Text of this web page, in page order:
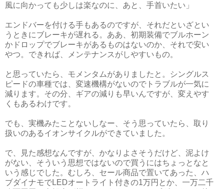
風に向かっても少しは楽なのに、あと、手首いたい」
エンドバーを付ける手もあるのですが、それだといざとい
うときにブレーキが遅れる。ああ、初期装備でブルホーン
かドロップでブレーキがあるものはないのか、それで安い
やつ。できれば、メンテナンスがしやすいもの。
と思っていたら、モメンタムがありましたと。シングルス
ピードの車種では、変速機構がないのでトラブルが一気に
減ります。その分、ギアの減りも早いんですが、変えやす
くもあるわけです。
でも、実機みたことないしなー、そう思っていたら、取り
扱いのあるイオンサイクルができていました。
で、見た感想なんですが、かなりよさそうだけど、泥よけ
がない、そういう思想ではないので買うにはちょっとなと
いう感じでした。むしろ、セール商品で置いてあった、ハ
ブダイナモでLEDオートライト付きの1万円とか、一万二千